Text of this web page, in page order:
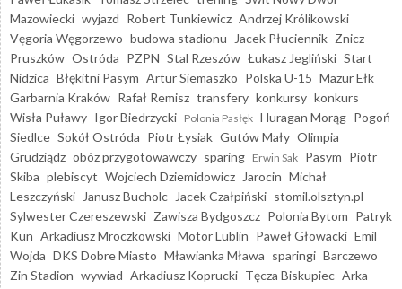
Mazowiecki wyjazd Robert Tunkiewicz Andrzej Królikowski
Vęgoria Węgorzewo budowa stadionu Jacek Płuciennik Znicz
Pruszków Ostróda PZPN Stal Rzeszów Łukasz Jegliński Start
Nidzica Błękitni Pasym Artur Siemaszko Polska U-15 Mazur Ełk
Garbarnia Kraków Rafał Remisz transfery konkursy konkurs
Wisła Puławy Igor Biedrzycki Polonia Pasłęk Huragan Morąg Pogoń
Siedlce Sokół Ostróda Piotr Łysiak Gutów Mały Olimpia
Grudziądz obóz przygotowawczy sparing Erwin Sak Pasym Piotr
Skiba plebiscyt Wojciech Dziemidowicz Jarocin Michał
Leszczyński
Janusz Bucholc Jacek Czałpiński stomil.olsztyn.pl
Sylwester Czereszewski Zawisza Bydgoszcz Polonia Bytom Patryk
Kun Arkadiusz Mroczkowski Motor Lublin Paweł Głowacki Emil
Wojda DKS Dobre Miasto Mławianka Mława sparingi Barczewo
Zin Stadion wywiad Arkadiusz Koprucki Tęcza Biskupiec Arka